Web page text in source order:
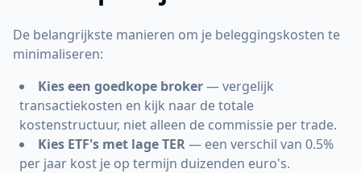
De belangrijkste manieren om je beleggingskosten te
minimaliseren:
Kies een goedkope broker— vergelijk
transactiekosten en kijk naar de totale
kostenstructuur, niet alleen de commissie per trade.
Kies ETF's met lage TER— een verschil van 0.5%
per jaar kost je op termijn duizenden euro's.